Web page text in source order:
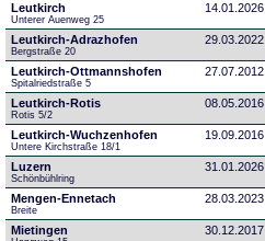
Leutkirch
Unterer Auenweg 25
14.01.2026
Leutkirch-Adrazhofen
Bergstraße 20
29.03.2022
Leutkirch-Ottmannshofen
Spitalriedstraße 5
27.07.2012
Leutkirch-Rotis
Rotis 5/2
08.05.2016
Leutkirch-Wuchzenhofen
Untere Kirchstraße 18/1
19.09.2016
Luzern
Schönbühlring
31.01.2026
Mengen-Ennetach
Breite
28.03.2023
Mietingen 30.12.2017